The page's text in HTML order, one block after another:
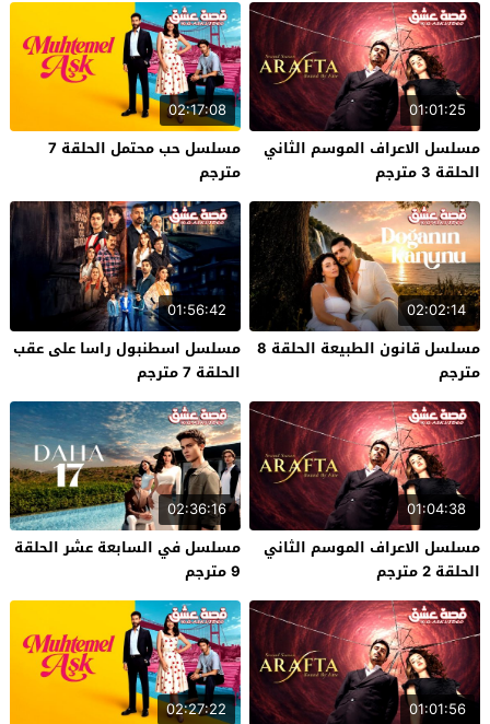
01:01:25
مسلسل الاعراف الموسم الثاني
الحلقة 3 مترجم
02:17:08
مسلسل حب محتمل الحلقة 7
مترجم
02:02:14
مسلسل قانون الطبيعة الحلقة 8
مترجم
01:56:42
مسلسل اسطنبول راسا على عقب
الحلقة 7 مترجم
01:04:38
مسلسل الاعراف الموسم الثاني
الحلقة 2 مترجم
02:36:16
مسلسل في السابعة عشر الحلقة
9 مترجم
01:01:56
02:27:22